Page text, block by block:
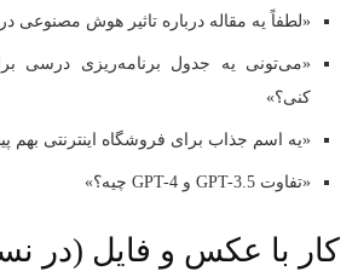
«لطفاً یه مقاله درباره تاثیر هوش مصنوعی
«می‌تونی یه جدول برنامه‌ریزی درسی
کنی؟»
«یه اسم جذاب برای فروشگاه اینترنتی بهم
«تفاوت GPT-3.5 و GPT-4 چیه؟»